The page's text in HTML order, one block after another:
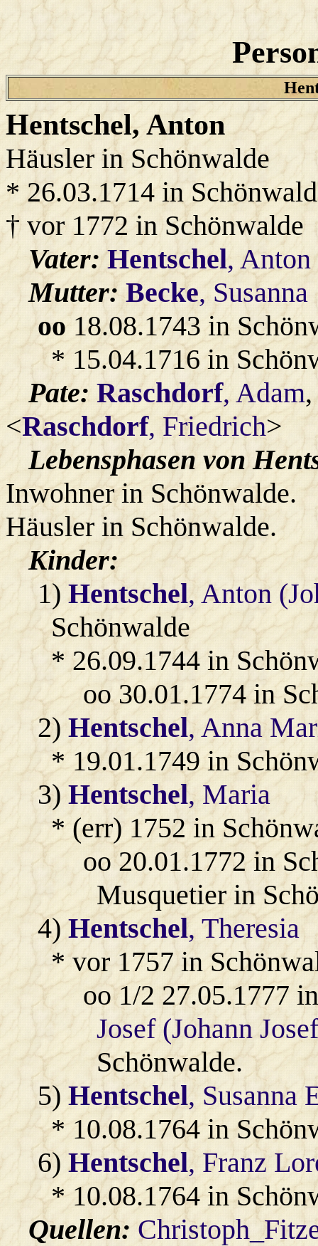
Hentschel, Anton
Häusler in Schönwalde
* 26.03.1714 in
† vor 1772 in Schönwalde
Vater:Hentschel, Anton
Mutter:Becke, Susanna
oo18.08.1743 in
* 15.04.1716 in
Pate: Raschdorf, Adam
<Raschdorf, Friedrich>
Lebensphasen von
Inwohner in Schönwalde.
Häusler in Schönwalde.
Kinder:
1)Hentschel, Anton
Schönwalde
* 26.09.1744 in
oo 30.01.1774 in
2)Hentschel, Anna
* 19.01.1749 in
3)Hentschel, Maria
* (err) 1752 in
oo 20.01.1772 in
Musquetier in
4)Hentschel, Theresia
* vor 1757 in
oo 1/2 27.05.1777
Josef (Johann
Schönwalde.
5)Hentschel, Susanna
* 10.08.1764 in
6)Hentschel, Franz
* 10.08.1764 in
Quellen: